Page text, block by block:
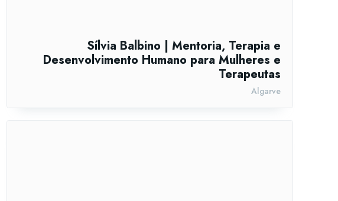
Sílvia Balbino | Mentoria, Terapia e
Desenvolvimento Humano para Mulheres e
Terapeutas
Algarve